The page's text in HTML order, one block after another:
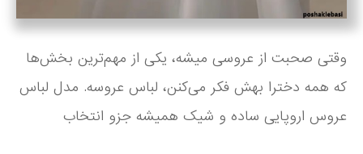
وقتی صحبت از عروسی میشه، یکی از مهم‌ترین بخش‌ها
که همه دخترا بهش فکر می‌کنن، لباس عروسه. مدل لباس
عروس اروپایی ساده و شیک همیشه جزو انتخاب